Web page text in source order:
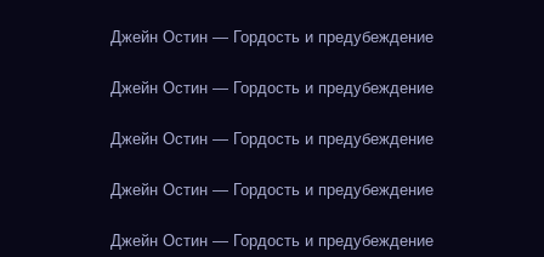
Джейн Остин — Гордость и предубеждение
Джейн Остин — Гордость и предубеждение
Джейн Остин — Гордость и предубеждение
Джейн Остин — Гордость и предубеждение
Джейн Остин — Гордость и предубеждение